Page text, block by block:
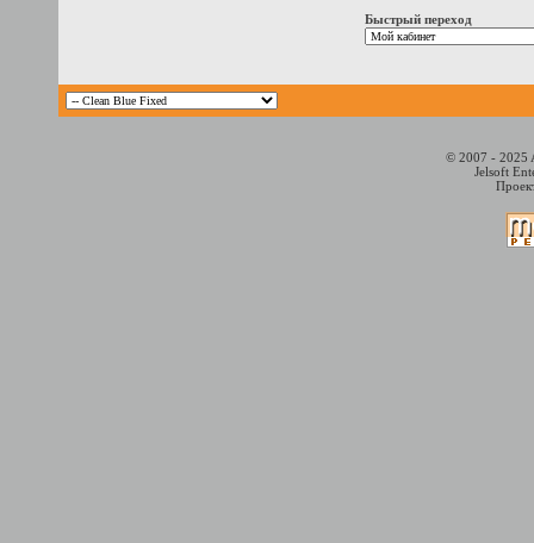
Быстрый переход
© 2007 - 2025
Jelsoft